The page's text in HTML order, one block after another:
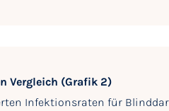
Vergleich (Grafik 2)
Infektionsraten für